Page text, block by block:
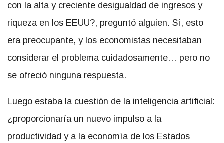
con la alta y creciente desigualdad de ingresos y
riqueza en los EEUU?, preguntó alguien. Sí, esto
era preocupante, y los economistas necesitaban
considerar el problema cuidadosamente… pero no
se ofreció ninguna respuesta.
Luego estaba la cuestión de la inteligencia artificial:
¿proporcionaría un nuevo impulso a la
productividad y a la economía de los Estados